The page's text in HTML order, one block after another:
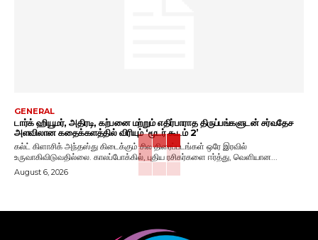
GENERAL
டார்க் ஹியூமர், அதிரடி, கற்பனை மற்றும் எதிர்பாராத திருப்பங்களுடன் சர்வதேச
அளவிலான கதைக்களத்தில் விரியும் ‘மூடர் கூடம் 2’
கல்ட் கிளாசிக் அந்தஸ்து கிடைக்கும் சில திரைப்படங்கள் ஒரே இரவில்
உருவாகிவிடுவதில்லை. காலப்போக்கில், புதிய ரசிகர்களை ஈர்த்து, வெளியான...
August 6, 2026